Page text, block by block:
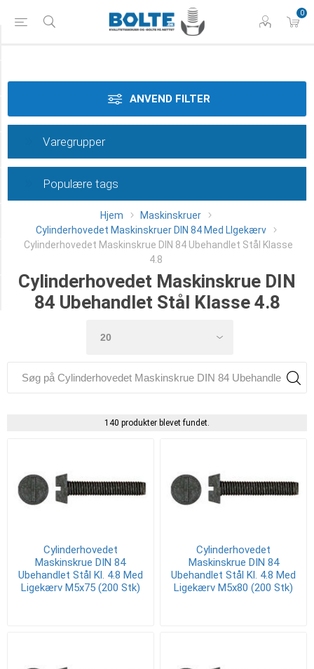
0
Hjem
Maskinskruer
Cylinderhovedet Maskinskruer DIN 84 Med LIgekærv
Cylinderhovedet Maskinskrue DIN 84 Ubehandlet Stål Klasse
4.8
Cylinderhovedet Maskinskrue DIN
84 Ubehandlet Stål Klasse 4.8
140 produkter blevet fundet.
Cylinderhovedet
Maskinskrue DIN 84
Ubehandlet Stål Kl. 4.8 Med
Ligekærv M5x75 (200 Stk)
Cylinderhovedet
Maskinskrue DIN 84
Ubehandlet Stål Kl. 4.8 Med
Ligekærv M5x80 (200 Stk)
ANVEND FILTER
Dimension
Overflade
Category
Varegrupper
Populære tags